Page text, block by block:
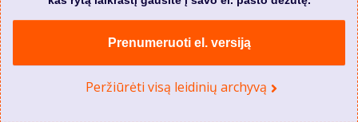
Prenumeruoti el. versiją
Peržiūrėti visą leidinių archyvą